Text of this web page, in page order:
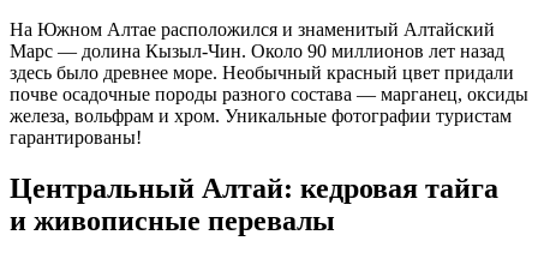
На Южном Алтае расположился и знаменитый Алтайский
Марс — долина Кызыл-Чин. Около 90 миллионов лет назад
здесь было древнее море. Необычный красный цвет придали
почве осадочные породы разного состава — марганец, оксиды
железа, вольфрам и хром. Уникальные фотографии туристам
гарантированы!
Центральный Алтай: кедровая тайга
и живописные перевалы